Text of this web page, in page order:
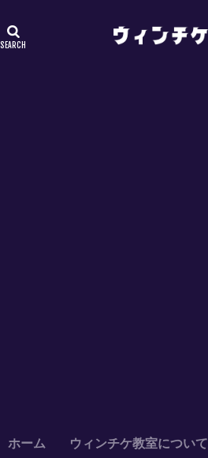
ホーム ウィンチケ教室について